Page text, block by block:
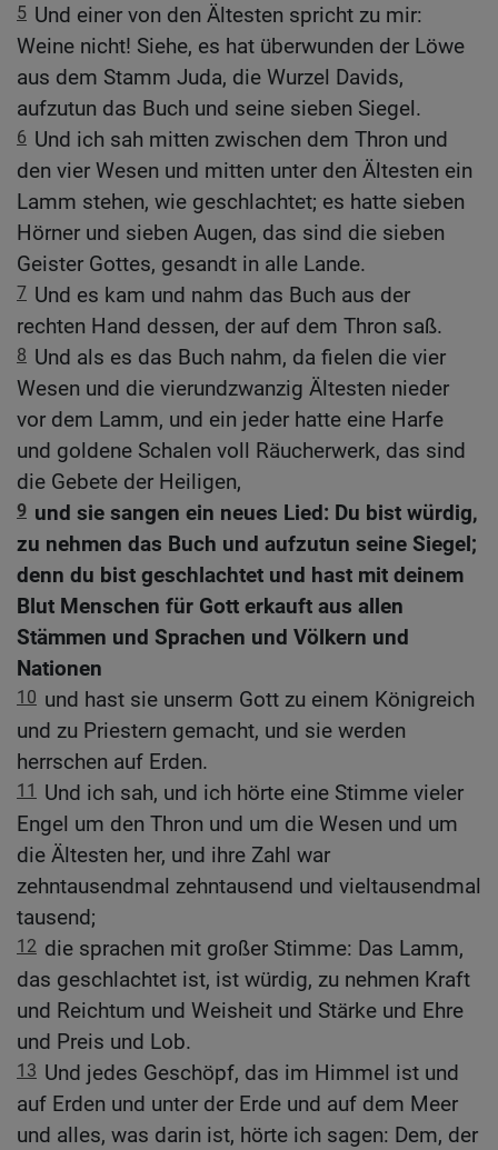
5 Und einer von den Ältesten spricht zu mir:
Weine nicht! Siehe, es hat überwunden der Löwe
aus dem Stamm Juda, die Wurzel Davids,
aufzutun das Buch und seine sieben Siegel.
6 Und ich sah mitten zwischen dem Thron und
den vier Wesen und mitten unter den Ältesten ein
Lamm stehen, wie geschlachtet; es hatte sieben
Hörner und sieben Augen, das sind die sieben
Geister Gottes, gesandt in alle Lande.
7 Und es kam und nahm das Buch aus der
rechten Hand dessen, der auf dem Thron saß.
8 Und als es das Buch nahm, da fielen die vier
Wesen und die vierundzwanzig Ältesten nieder
vor dem Lamm, und ein jeder hatte eine Harfe
und goldene Schalen voll Räucherwerk, das sind
die Gebete der Heiligen,
9 und sie sangen ein neues Lied: Du bist würdig,
zu nehmen das Buch und aufzutun seine Siegel;
denn du bist geschlachtet und hast mit deinem
Blut Menschen für Gott erkauft aus allen
Stämmen und Sprachen und Völkern und
Nationen
10 und hast sie unserm Gott zu einem Königreich
und zu Priestern gemacht, und sie werden
herrschen auf Erden.
11
Und ich sah, und ich hörte eine Stimme vieler
Engel um den Thron und um die Wesen und um
die Ältesten her, und ihre Zahl war
zehntausendmal zehntausend und vieltausendmal
tausend;
12 die sprachen mit großer Stimme: Das Lamm,
das geschlachtet ist, ist würdig, zu nehmen Kraft
und Reichtum und Weisheit und Stärke und Ehre
und Preis und Lob.
13 Und jedes Geschöpf, das im Himmel ist und
auf Erden und unter der Erde und auf dem Meer
und alles, was darin ist, hörte ich sagen: Dem, der